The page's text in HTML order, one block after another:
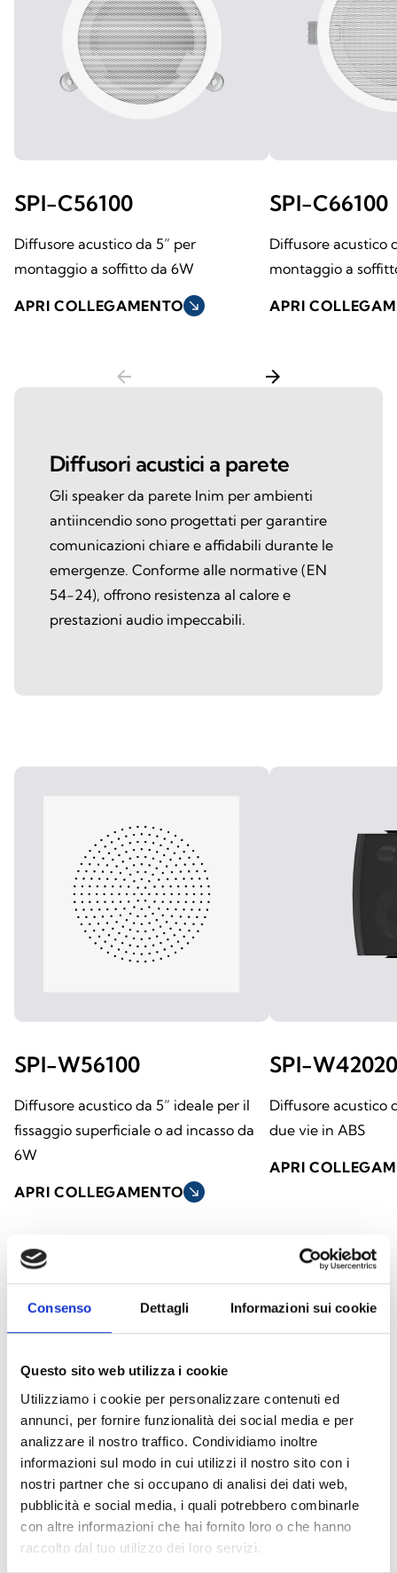
Consenso Dettagli Informazioni sui cookie
Questo sito web utilizza i cookie
Utilizziamo i cookie per personalizzare contenuti ed
annunci, per fornire funzionalità dei social media e per
analizzare il nostro traffico. Condividiamo inoltre
informazioni sul modo in cui utilizzi il nostro sito con i
nostri partner che si occupano di analisi dei dati web,
pubblicità e social media, i quali potrebbero combinarle
con altre informazioni che hai fornito loro o che hanno
raccolto dal tuo utilizzo dei loro servizi.
SPI-C56100
Diffusore acustico da 5” per
montaggio a soffitto da 6W
APRI COLLEGAMENTO south_east
SPI-C66100
Diffusore acustico
montaggio a
APRI
arrow_back arrow_forward
Diffusori acustici a parete
Gli speaker da parete Inim per ambienti
antiincendio sono progettati per garantire
comunicazioni chiare e affidabili durante le
emergenze. Conforme alle normative (EN
54-24), offrono resistenza al calore e
prestazioni audio impeccabili.
SPI-W56100
Diffusore acustico da 5” ideale per il
fissaggio superficiale o ad incasso da
6W
APRI COLLEGAMENTO south_east
SPI-
Diffusore acustico
due vie in ABS
APRI
I diffusori sospesi da soffitto sono progettati
per offrire una diffusione sonora uniforme in
ambienti con soffitti alti o spazi ampi. Ideali
per applicazioni in edifici commerciali, aree
industriali, centri sportivi e spazi pubblici,
combinano un design elegante con
prestazioni audio affidabili.